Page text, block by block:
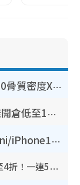
港大推賽馬會強化骨骼計劃！$100骨質密度X光檢查 完成免費運動訓練送超市禮券！附參加資格
開倉優惠 | 尖沙咀海港城名牌波鞋開倉低至1折！On鞋$899起／Joy&Peace鞋履$98起
豐澤優惠勁減低至44折！Mac mini/iPhone17Pro大減價！廚房家電$220起
開倉優惠｜尖沙咀名牌行李箱開倉低至4折！一連5日 American Tourister/ace./Hallmark $200起！